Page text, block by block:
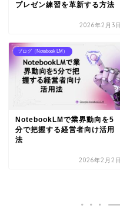
プレゼン練習を革新する方法
2026年2月3日
ブログ（Notebook LM）
NotebookLMで業界動向を5
分で把握する経営者向け活用
法
2026年2月2日